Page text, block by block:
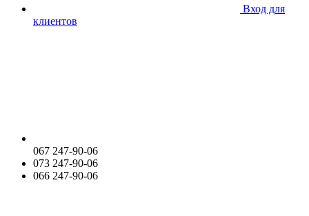
Вход для
клиентов
067 247-90-06
073 247-90-06
066 247-90-06